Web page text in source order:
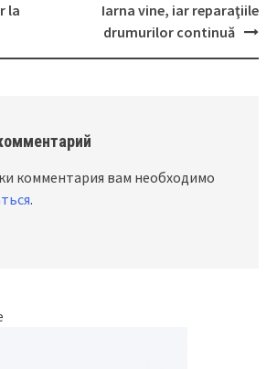
la
Iarna vine, iar reparaţiile
drumurilor continuă
комментария вам необходимо
.